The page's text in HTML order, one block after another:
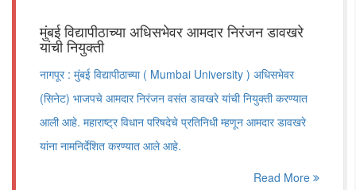
मुंबई विद्यापीठाच्या अधिसभेवर आमदार निरंजन डावखरे
यांची नियुक्ती
नागपूर : मुंबई विद्यापीठाच्या ( Mumbai University ) अधिसभेवर
(सिनेट) भाजपचे आमदार निरंजन वसंत डावखरे यांची नियुक्ती करण्यात
आली आहे. महाराष्ट्र विधान परिषदेचे प्रतिनिधी म्हणून आमदार डावखरे
यांना नामनिर्देशित करण्यात आले आहे.
Read More